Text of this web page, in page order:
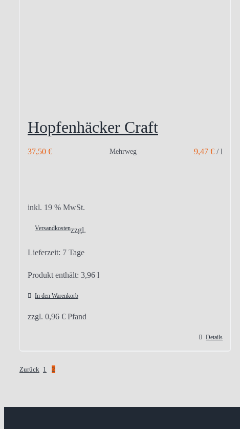
Hopfenhäcker Craft
37,50 € Mehrweg 9,47€ /l
inkl. 19 % MwSt.
zzgl.
Versandkosten
Lieferzeit: 7 Tage
Produkt enthält: 3,96 l
In den Warenkorb
zzgl. 0,96 € Pfand
Details
Zurück 1 2